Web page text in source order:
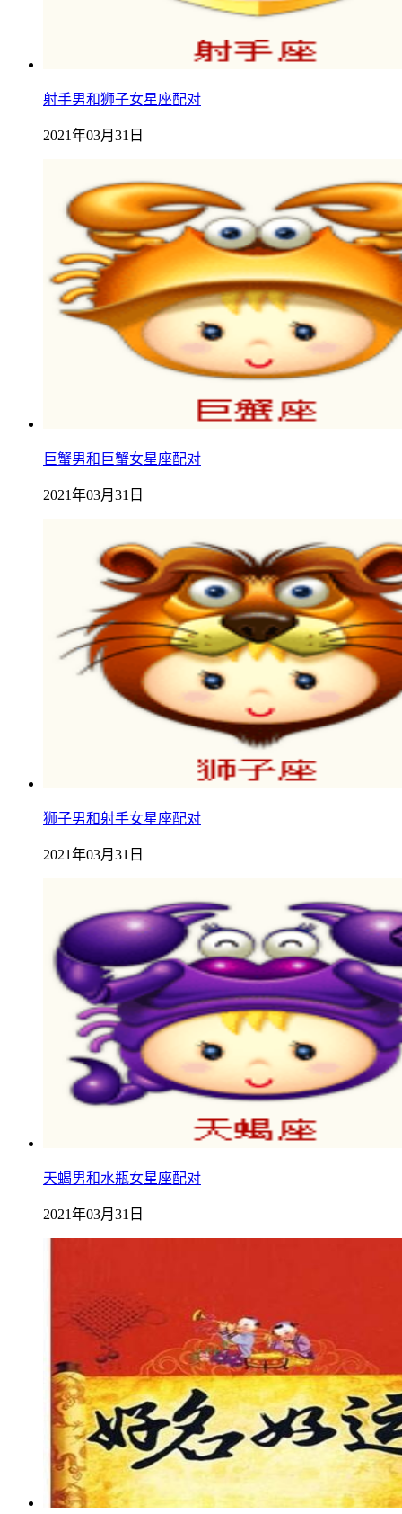
射手男和狮子女星座配对
2021年03月31日
巨蟹男和巨蟹女星座配对
2021年03月31日
狮子男和射手女星座配对
2021年03月31日
天蝎男和水瓶女星座配对
2021年03月31日